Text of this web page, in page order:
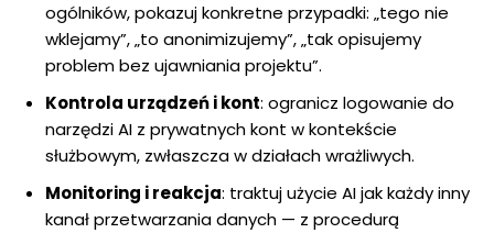
ogólników, pokazuj konkretne przypadki: „tego nie
wklejamy”, „to anonimizujemy”, „tak opisujemy
problem bez ujawniania projektu”.
Kontrola urządzeń i kont: ogranicz logowanie do
narzędzi AI z prywatnych kont w kontekście
służbowym, zwłaszcza w działach wrażliwych.
Monitoring i reakcja: traktuj użycie AI jak każdy inny
kanał przetwarzania danych — z procedurą